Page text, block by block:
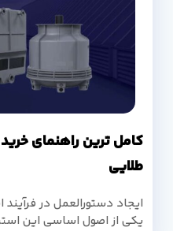
کامل ترین راهنمای
طلایی
ایجاد دستورالعمل در
یکی از اصول اساسی این